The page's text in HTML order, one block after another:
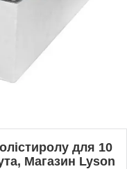
для 10
Магазин Lyson